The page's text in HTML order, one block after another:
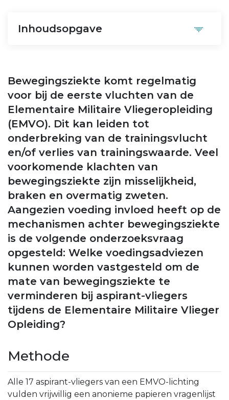
Bewegingsziekte komt regelmatig
voor bij de eerste vluchten van de
Elementaire Militaire Vliegeropleiding
(EMVO). Dit kan leiden tot
onderbreking van de trainingsvlucht
en/of verlies van trainingswaarde. Veel
voorkomende klachten van
bewegingsziekte zijn misselijkheid,
braken en overmatig zweten.
Aangezien voeding invloed heeft op de
mechanismen achter bewegingsziekte
is de volgende onderzoeksvraag
opgesteld: Welke voedingsadviezen
kunnen worden vastgesteld om de
mate van bewegingsziekte te
verminderen bij aspirant-vliegers
tijdens de Elementaire Militaire Vlieger
Opleiding?
Methode
Alle 17 aspirant-vliegers van een EMVO-lichting
vulden vrijwillig een anonieme papieren vragenlijst
Inhoudsopgave